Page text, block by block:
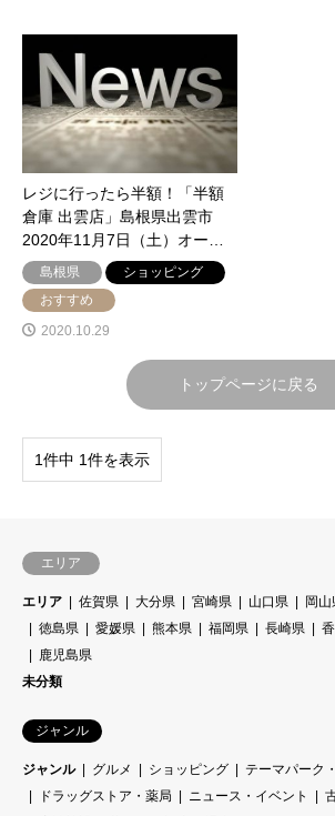
レジに行ったら半額！「半額
倉庫 出雲店」島根県出雲市
2020年11月7日（土）オー…
島根県
ショッピング
おすすめ
2020.10.29
トップページに戻る
1件中 1件を表示
エリア
エリア 佐賀県 大分県 宮崎県 山口県 岡山
徳島県
愛媛県 熊本県 福岡県 長崎県
鹿児島県
未分類
ジャンル
ジャンル グルメ ショッピング テーマパーク
ドラッグストア・薬局
ニュース・イベント